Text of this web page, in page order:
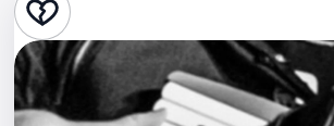
Стендап
Выставки